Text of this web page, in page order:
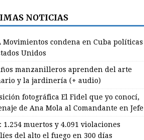
NOTICIAS
Movimientos condena en Cuba políticas
Unidos
manzanilleros aprenden del arte
y la jardinería (+ audio)
fotográfica El Fidel que yo conocí,
de Ana Mola al Comandante en Jefe
1.254 muertos y 4.091 violaciones
del alto el fuego en 300 días